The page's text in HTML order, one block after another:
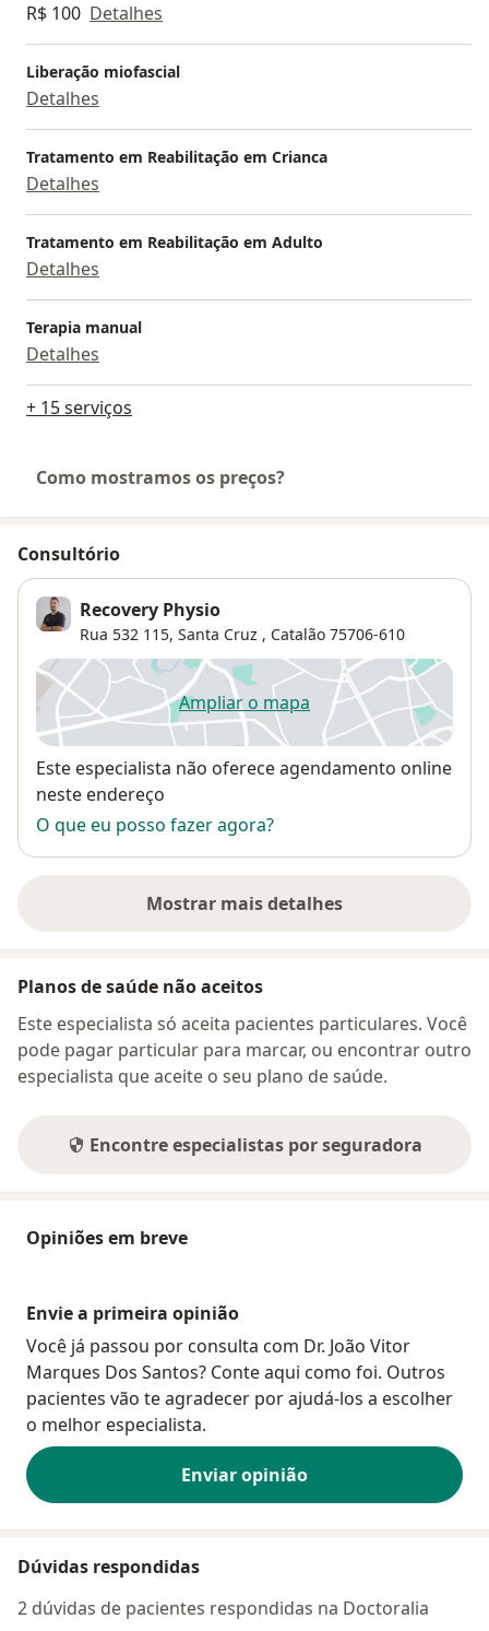
R$ 100 Detalhes
Liberação miofascial
Detalhes
Tratamento em Reabilitação em Crianca
Detalhes
Tratamento em Reabilitação em Adulto
Detalhes
Terapia manual
Detalhes
+ 15 serviços
Como mostramos os preços?
Consultório
Recovery Physio
Rua 532 115, Santa Cruz , Catalão 75706-610
Ampliar o mapaabre num novo separador
Disponibilidade
Este especialista não oferece agendamento online
neste endereço
O que eu posso fazer agora?
Mostrar mais detalhes
sobre o endereço
Planos de saúde não aceitos
Este especialista só aceita pacientes particulares. Você
pode pagar particular para marcar, ou encontrar outro
especialista que aceite o seu plano de saúde.
Encontre especialistas por seguradora
Opiniões em breve
Envie a primeira opinião
Você já passou por consulta com Dr. João Vitor
Marques Dos Santos? Conte aqui como foi. Outros
pacientes vão te agradecer por ajudá-los a escolher
o melhor especialista.
Enviar opinião
Dúvidas respondidas
2 dúvidas de pacientes respondidas na Doctoralia